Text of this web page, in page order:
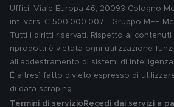
Uffici: Viale Europa 46, 20093 Cologno
int. vers. € 500.000.007 - Gruppo MFE
Tutti i diritti riservati. Rispetto ai contenuti
riprodotti è vietata ogni utilizzazione
all'addestramento di sistemi di
È altresì fatto divieto espresso di
di data scraping.
Termini di servizio Recedi dai servizi a